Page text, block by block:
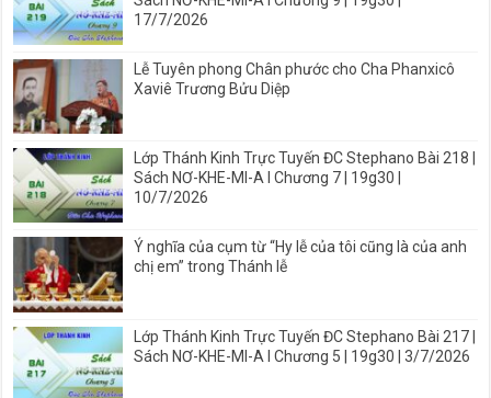
17/7/2026
Lễ Tuyên phong Chân phước cho Cha Phanxicô
Xaviê Trương Bửu Diệp
Lớp Thánh Kinh Trực Tuyến ĐC Stephano Bài 218 |
Sách NƠ-KHE-MI-A I Chương 7 | 19g30 |
10/7/2026
Ý nghĩa của cụm từ “Hy lễ của tôi cũng là của anh
chị em” trong Thánh lễ
Lớp Thánh Kinh Trực Tuyến ĐC Stephano Bài 217 |
Sách NƠ-KHE-MI-A I Chương 5 | 19g30 | 3/7/2026